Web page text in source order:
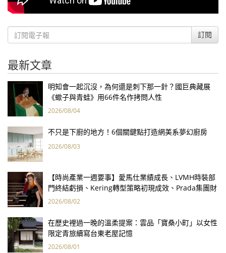
訂閱
最新文章
明知會一起沉沒，為何還是刺下那一針？國巨典藏展
《蠍子與青蛙》用66件名作拷問人性
2026/08/04
不只是下廚的地方！6個關鍵點打造網美系夢幻廚房
2026/08/03
【時尚產業一週要事】愛馬仕業績成長、LVMH時裝部
門終結虧損、Kering轉型策略初現成效、Prada集團財
報亮眼
2026/08/02
在歷史裡過一晚的溫柔提案：雲品「寶桑小町」以女性
限定青旅續寫台東老屋記憶
2026/08/01